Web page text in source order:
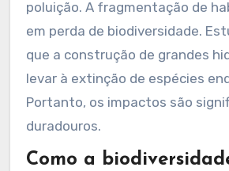
poluição. A fragmentação de
em perda de biodiversidade.
que a construção de grandes
levar à extinção de espécies
Portanto, os impactos são
duradouros.
Como a